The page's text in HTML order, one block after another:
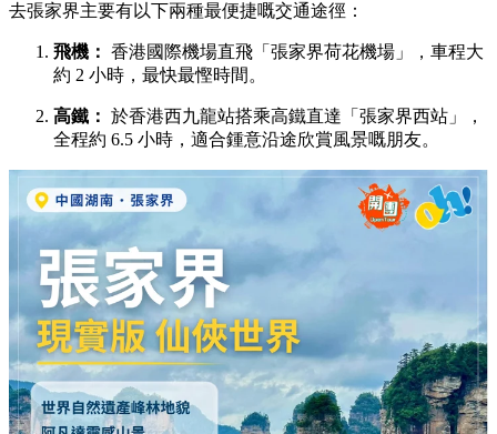
去張家界主要有以下兩種最便捷嘅交通途徑：
飛機： 香港國際機場直飛「張家界荷花機場」，車程大
約 2 小時，最快最慳時間。
高鐵： 於香港西九龍站搭乘高鐵直達「張家界西站」，
全程約 6.5 小時，適合鍾意沿途欣賞風景嘅朋友。